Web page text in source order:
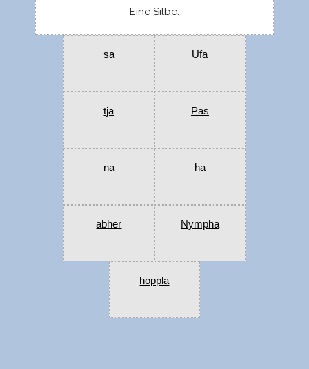
Eine Silbe:
sa Ufa
tja Pas
na ha
abher Nympha
hoppla